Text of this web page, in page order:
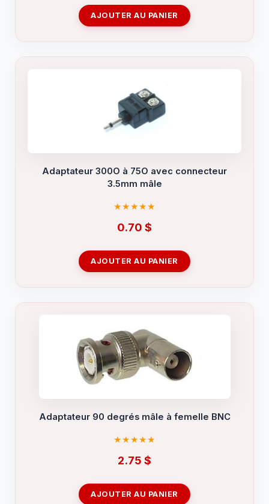
AJOUTER AU PANIER
Adaptateur 300O à 75O avec connecteur
3.5mm mâle
0.70 $
AJOUTER AU PANIER
Adaptateur 90 degrés mâle à femelle BNC
2.75 $
AJOUTER AU PANIER